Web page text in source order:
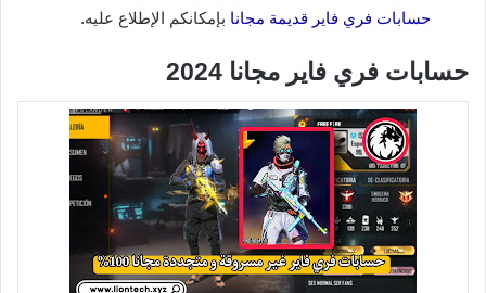
حسابات فري فاير قديمة مجانا بإمكانكم الإطلاع عليه.
حسابات فري فاير مجانا 2024